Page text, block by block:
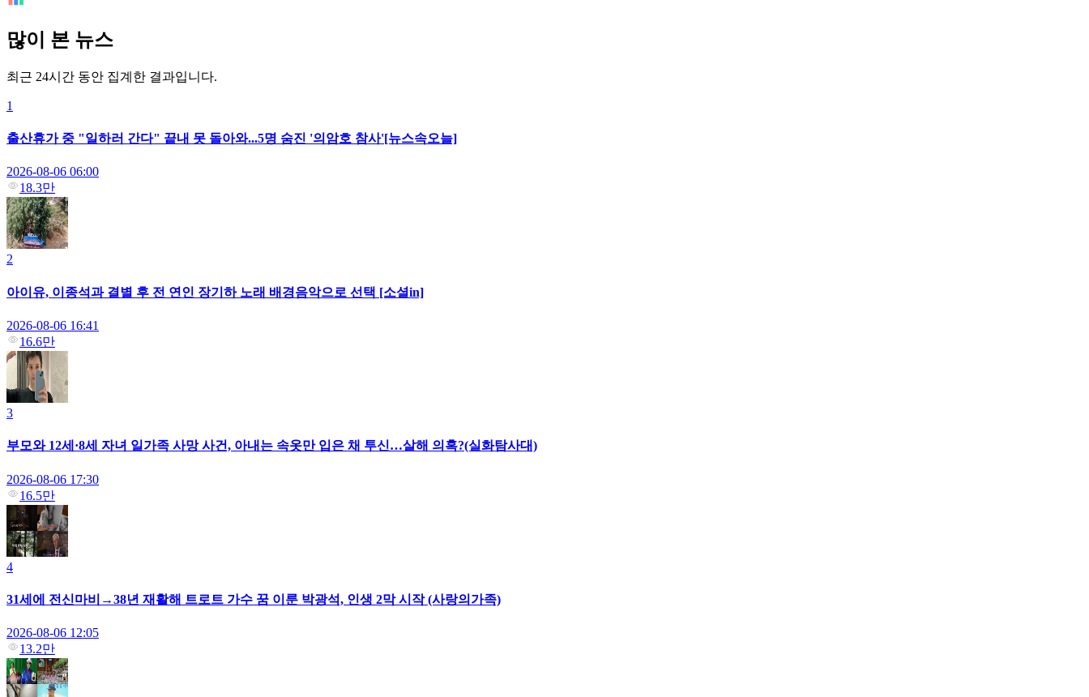
많이 본 뉴스
최근 24시간 동안 집계한 결과입니다.
1
출산휴가 중 "일하러 간다" 끝내 못 돌아와...5명 숨진 '의암호 참사'[뉴스속오늘]
2026-08-06 06:00
18.3만
2
아이유, 이종석과 결별 후 전 연인 장기하 노래 배경음악으로 선택 [소셜in]
2026-08-06 16:41
16.6만
3
부모와 12세·8세 자녀 일가족 사망 사건, 아내는 속옷만 입은 채 투신…살해 의혹?(실화탐사대)
2026-08-06 17:30
16.5만
4
31세에 전신마비→38년 재활해 트로트 가수 꿈 이룬 박광석, 인생 2막 시작 (사랑의가족)
2026-08-06 12:05
13.2만